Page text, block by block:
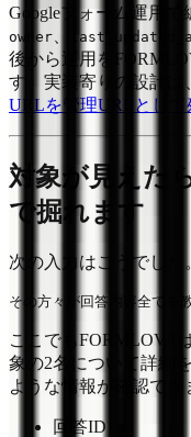
Googleフォーム運用で
owner
後から運用を
す。実装寄りの設計は
URLを管理URLとして
対象が見えた
で掘れます
次の入力はこうでした
ここでもFORMLOVAは
象の2名について詳細
ような情報が確認でき
回答ID